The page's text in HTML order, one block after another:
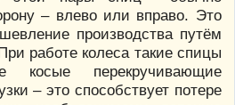
– влево или вправо. Это
производства путём
работе колеса такие спицы
косые перекручивающие
– это способствует потере